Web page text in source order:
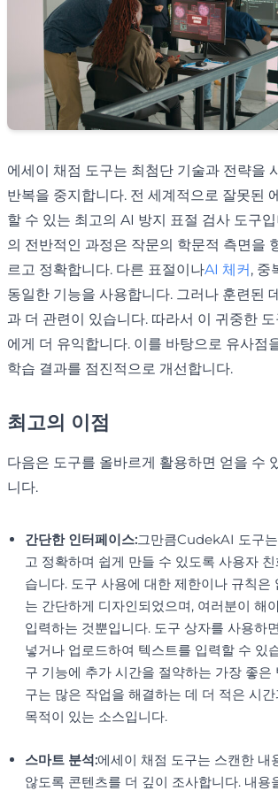
에세이 채점 도구는 최첨단 기술과 전략을
반복을 중지합니다. 전 세계적으로 잘못된
할 수 있는 최고의 AI 방지 표절 검사 도구
의 전반적인 과정은 작문의 학문적 측면을
르고 정확합니다. 다른 표절이나AI 체커, 중
동일한 기능을 사용합니다. 그러나 훈련된
과 더 관련이 있습니다. 따라서 이 귀중한
에게 더 유익합니다. 이를 바탕으로 유사점
학습 결과를 점진적으로 개선합니다.
최고의 이점
다음은 도구를 올바르게 활용하면 얻을 수
니다.
간단한 인터페이스:그만큼CudekAI 도구
고 정확하며 쉽게 만들 수 있도록 사용자
습니다. 도구 사용에 대한 제한이나 규칙은
는 간단하게 디자인되었으며, 여러분이 해
입력하는 것뿐입니다. 도구 상자를 사용하
넣거나 업로드하여 텍스트를 입력할 수 있
구 기능에 추가 시간을 절약하는 가장 좋은
구는 많은 작업을 해결하는 데 더 적은 시
목적이 있는 소스입니다.
스마트 분석:에세이 채점 도구는 스캔한 내
않도록 콘텐츠를 더 깊이 조사합니다. 내용